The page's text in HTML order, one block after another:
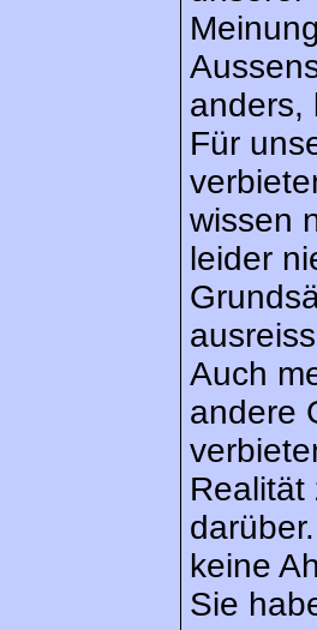
anders,
Für
wissen
leider
Auch
andere
Realität
keine
Sie